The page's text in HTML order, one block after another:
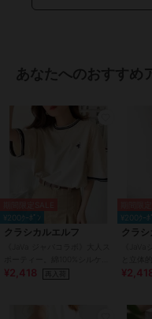
ーンズ
ズスト
ストレ
アウ
その他
綿・コ
ーンズ
材 /
アウ
あなたへのおすすめ
¥200ｸｰﾎﾟﾝ
クラシカルエルフ
ト 配色刺繍Tシャツ
¥2,418
¥200ｸｰﾎﾟ
クラ
魅力！